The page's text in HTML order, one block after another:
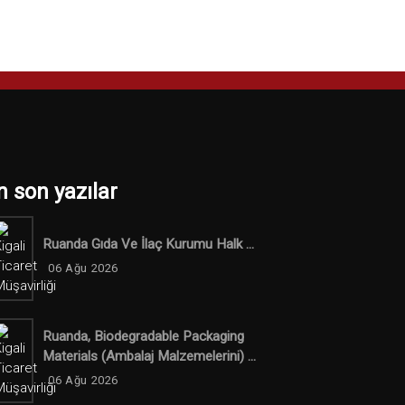
son yazılar
Ruanda Gıda Ve İlaç Kurumu Halk ...
06 Ağu 2026
Ruanda, Biodegradable Packaging
Materials (ambalaj Malzemelerini) ...
06 Ağu 2026